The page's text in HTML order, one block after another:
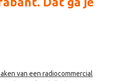
van een radiocommercial